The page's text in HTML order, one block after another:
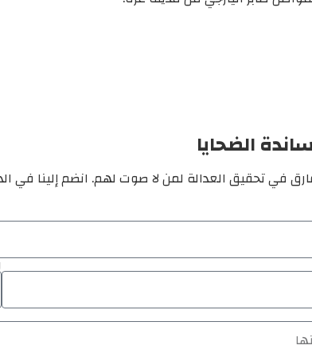
الضحايا
في تحقيق العدالة لمن لا صوت لهم. انضم إلينا